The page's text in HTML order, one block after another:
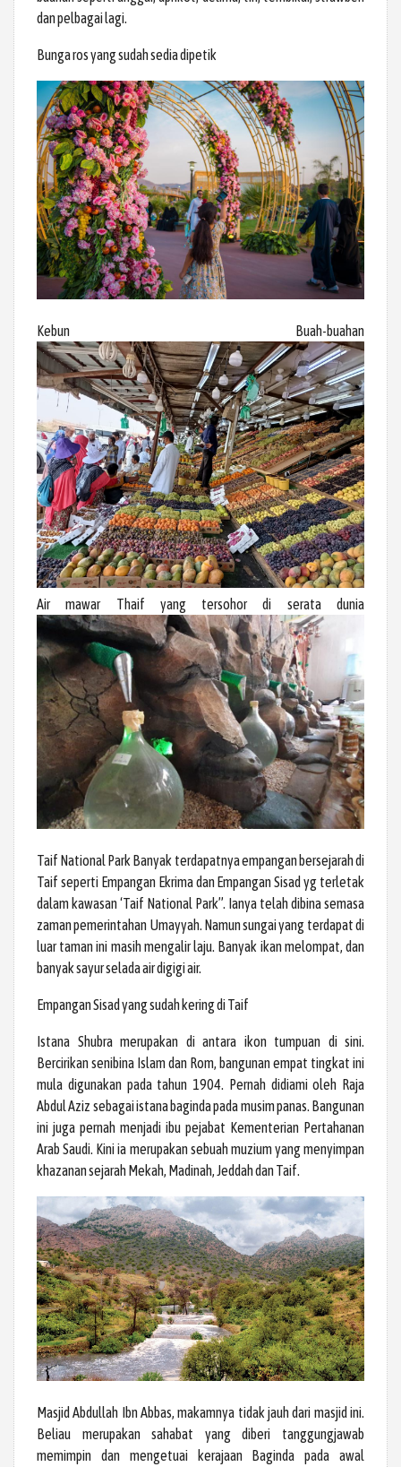
dan pelbagai lagi.
Bunga ros yang sudah sedia dipetik
Kebun Buah-buahan
Air mawar Thaif yang tersohor di serata dunia
Taif National Park Banyak terdapatnya empangan bersejarah di
Taif seperti Empangan Ekrima dan Empangan Sisad yg terletak
dalam kawasan ‘Taif National Park”. Ianya telah dibina semasa
zaman pemerintahan Umayyah. Namun sungai yang terdapat di
luar taman ini masih mengalir laju. Banyak ikan melompat, dan
banyak sayur selada air digigi air.
Empangan Sisad yang sudah kering di Taif
Istana Shubra merupakan di antara ikon tumpuan di sini.
Bercirikan senibina Islam dan Rom, bangunan empat tingkat ini
mula digunakan pada tahun 1904. Pernah didiami oleh Raja
Abdul Aziz sebagai istana baginda pada musim panas. Bangunan
ini juga pernah menjadi ibu pejabat Kementerian Pertahanan
Arab Saudi. Kini ia merupakan sebuah muzium yang menyimpan
khazanan sejarah Mekah, Madinah, Jeddah dan Taif.
Masjid Abdullah Ibn Abbas, makamnya tidak jauh dari masjid ini.
Beliau merupakan sahabat yang diberi tanggungjawab
memimpin dan mengetuai kerajaan Baginda pada awal